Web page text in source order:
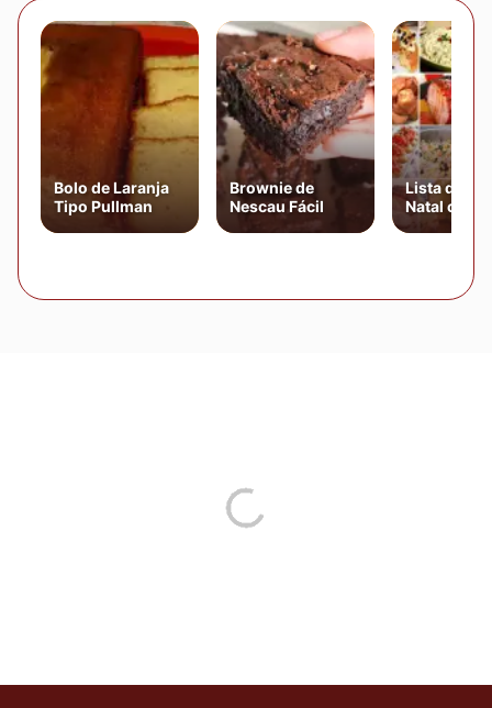
Bolo de Laranja
Tipo Pullman
Brownie de
Nescau Fácil
Lista de
Natal com
Receitas